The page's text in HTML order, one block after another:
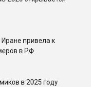
привела к
в РФ
в 2025 году